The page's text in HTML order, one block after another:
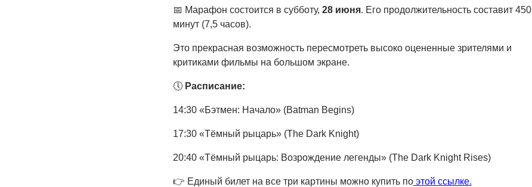
📅 Марафон состоится в субботу, 28 июня. Его продолжительность составит 450
минут (7,5 часов).
Это прекрасная возможность пересмотреть высоко оцененные зрителями и
критиками фильмы на большом экране.
🕔Расписание:
14:30 «Бэтмен: Начало» (Batman Begins)
17:30 «Тёмный рыцарь» (The Dark Knight)
20:40 «Тёмный рыцарь: Возрождение легенды» (The Dark Knight Rises)
👉 Единый билет на все три картины можно купить поэтой ссылке.